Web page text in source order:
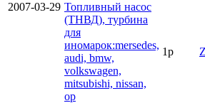
2007-03-29 Топливный насос
(ТНВД), турбина
для
иномарок:mersedes,
audi, bmw,
volkswagen,
mitsubishi, nissan,
op
1р